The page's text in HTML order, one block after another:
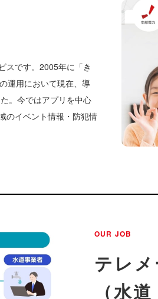
スです。2005年に「き
運用において現在、導
。今ではアプリを中心
のイベント情報・防犯情
OUR JOB
テレ
（水